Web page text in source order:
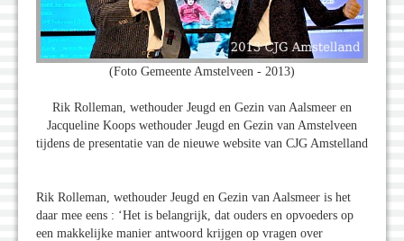
(Foto Gemeente Amstelveen - 2013)
Rik Rolleman, wethouder Jeugd en Gezin van Aalsmeer en
Jacqueline Koops wethouder Jeugd en Gezin van Amstelveen
tijdens de presentatie van de nieuwe website van CJG Amstelland
Rik Rolleman, wethouder Jeugd en Gezin van Aalsmeer is het
daar mee eens : ‘Het is belangrijk, dat ouders en opvoeders op
een makkelijke manier antwoord krijgen op vragen over